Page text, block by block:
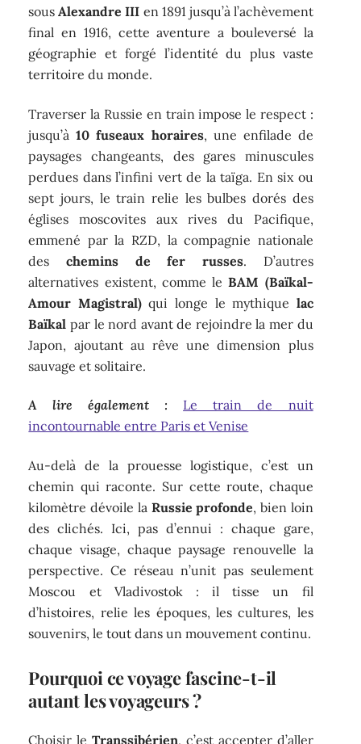
sousAlexandre III en 1891 jusqu’à l’achèvement
final en 1916, cette aventure a bouleversé la
géographie et forgé l’identité du plus vaste
territoire du monde.
Traverser la Russie en train impose le respect :
jusqu’à10 fuseaux horaires, une enfilade de
paysages changeants, des gares minuscules
perdues dans l’infini vert de la taïga. En six ou
sept jours, le train relie les bulbes dorés des
églises moscovites aux rives du Pacifique,
emmené par la RZD, la compagnie nationale
deschemins de fer russes. D’autres
alternatives existent, comme leBAM (Baïkal-
Amour Magistral)qui longe le mythique lac
Baïkal par le nord avant de rejoindre la mer du
Japon, ajoutant au rêve une dimension plus
sauvage et solitaire.
A lire également :
Le train de nuit
incontournable entre Paris et Venise
Au-delà de la prouesse logistique, c’est un
chemin qui raconte. Sur cette route, chaque
kilomètre dévoile la Russie profonde, bien loin
des clichés. Ici, pas d’ennui : chaque gare,
chaque visage, chaque paysage renouvelle la
perspective. Ce réseau n’unit pas seulement
Moscou et Vladivostok : il tisse un fil
d’histoires, relie les époques, les cultures, les
souvenirs, le tout dans un mouvement continu.
Pourquoi ce voyage fascine-t-il
autant les voyageurs ?
Choisir leTranssibérien, c’est accepter d’aller